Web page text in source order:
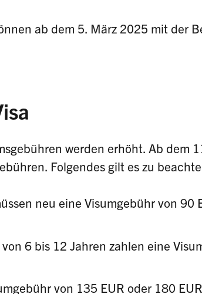
ab dem 5. März 2025 mit der
werden erhöht. Ab dem
Folgendes gilt es zu
neu eine Visumgebühr von 90
6 bis 12 Jahren zahlen eine
von 135 EUR oder 180